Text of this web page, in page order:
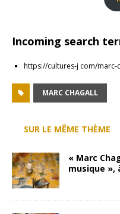
Incoming search
https://cultures-j com/marc-
MARC CHAGALL
SUR LE MÊME THÈME
« Marc
musique »,